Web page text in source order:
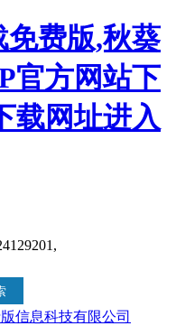
费版,秋葵
官方网站下
载网址进入